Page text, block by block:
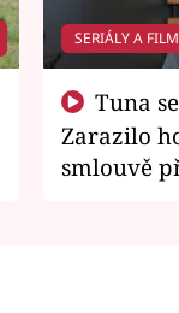
SERIÁLY A
Zarazilo
smlouvě